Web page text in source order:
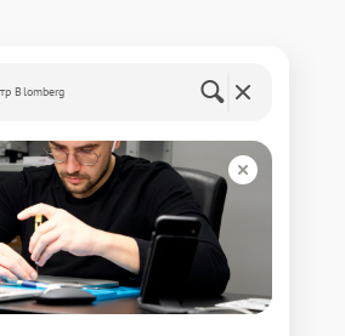
Blomberg